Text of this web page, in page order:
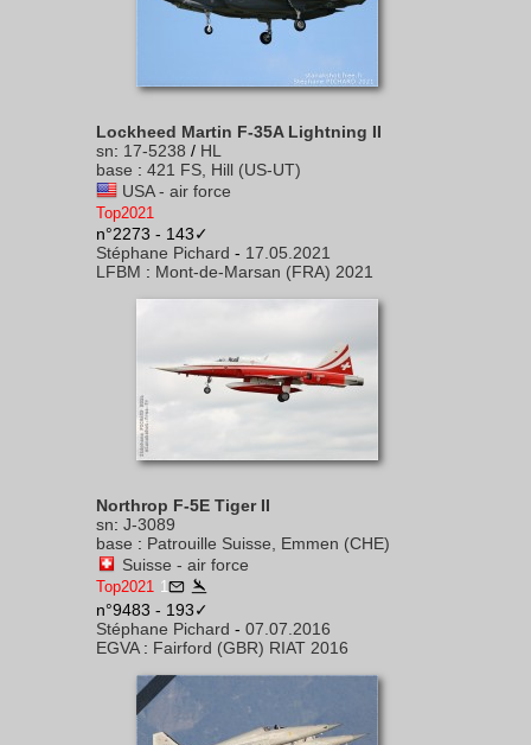
Lockheed Martin F-35A Lightning II
sn: 17-5238 / HL
base : 421 FS, Hill (US-UT)
USA - air force
Top2021
n°2273 - 143✓
Stéphane Pichard - 17.05.2021
LFBM : Mont-de-Marsan (FRA) 2021
Northrop F-5E Tiger II
sn: J-3089
base : Patrouille Suisse, Emmen (CHE)
Suisse - air force
Top2021 1
n°9483 - 193✓
Stéphane Pichard - 07.07.2016
EGVA: Fairford (GBR) RIAT 2016